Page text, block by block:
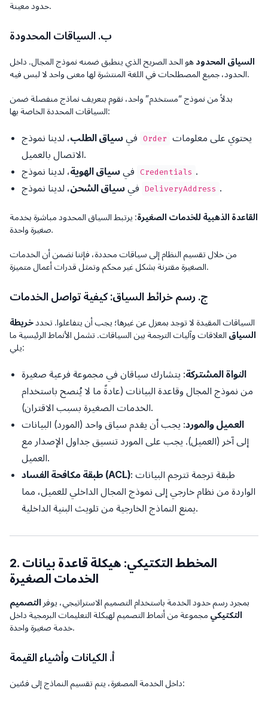
حدود معينة.
ب. السياقات المحدودة
السياق المحدود هو الحد الصريح الذي ينطبق ضمنه نموذج المجال. داخل
الحدود، جميع المصطلحات في اللغة المنتشرة لها معنى واحد لا لبس فيه.
بدلاً من نموذج “مستخدم” واحد، نقوم بتعريف نماذج منفصلة ضمن
السياقات المحددة الخاصة بها:
في سياق الطلب Order يحتوي على معلومات
الاتصال بالعميل.
في سياق الهوية Credentials .
في سياق الشحن DeliveryAddress .
القاعدة الذهبية للخدمات الصغيرة: يرتبط السياق المحدود مباشرة بخدمة
صغيرة واحدة.
من خلال تقسيم النظام إلى سياقات محددة، فإننا نضمن أن الخدمات
الصغيرة مقترنة بشكل غير محكم وتمثل قدرات أعمال متميزة.
ج. رسم خرائط السياق: كيفية تواصل الخدمات
السياقات المقيدة لا توجد بمعزل عن غيرها؛ يجب أن يتفاعلوا. تحددخريطة
السياق العلاقات وآليات الترجمة بين السياقات. تشمل الأنماط الرئيسية ما
يلي:
النواة المشتركة: يتشارك سياقان في مجموعة فرعية صغيرة
من نموذج المجال وقاعدة البيانات (عادةً ما لا يُنصح باستخدام
الخدمات الصغيرة بسبب الاقتران).
العميل والمورد: يجب أن يقدم سياق واحد (المورد) البيانات
إلى آخر (العميل). يجب على المورد تنسيق جداول الإصدار مع
العميل.
طبقة مكافحة الفساد (ACL): طبقة ترجمة تترجم البيانات
الواردة من نظام خارجي إلى نموذج المجال الداخلي للعميل، مما
يمنع النماذج الخارجية من تلويث البنية الداخلية.
2. المخطط التكتيكي: هيكلة قاعدة بيانات
الخدمات الصغيرة
بمجرد رسم حدود الخدمة باستخدام التصميم الاستراتيجي، يوفر التصميم
التكتيكي مجموعة من أنماط التصميم لهيكلة التعليمات البرمجية داخل
خدمة صغيرة واحدة.
أ. الكيانات وأشياء القيمة
داخل الخدمة المصغرة، يتم تقسيم النماذج إلى فئتين: